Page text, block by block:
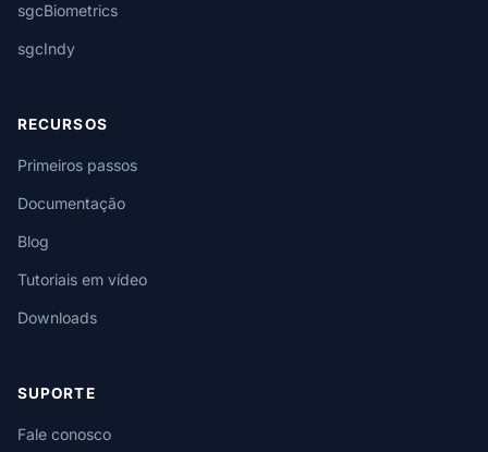
sgcBiometrics
sgcIndy
RECURSOS
Primeiros passos
Documentação
Blog
Tutoriais em vídeo
Downloads
SUPORTE
Fale conosco